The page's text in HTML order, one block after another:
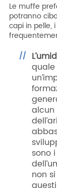
Le muffe
potranno
capi in pelle,
quale
alcun
sono
non